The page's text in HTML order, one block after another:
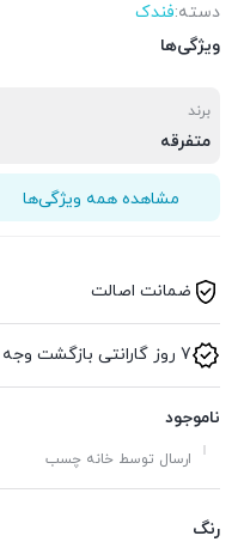
دسته:فندک
ویژگی‌ها
برند
متفرقه
مشاهده همه ویژگی‌ها
ضمانت اصالت
7 روز گارانتی بازگشت وجه
ناموجود
ارسال توسط خانه چسب
رنگ